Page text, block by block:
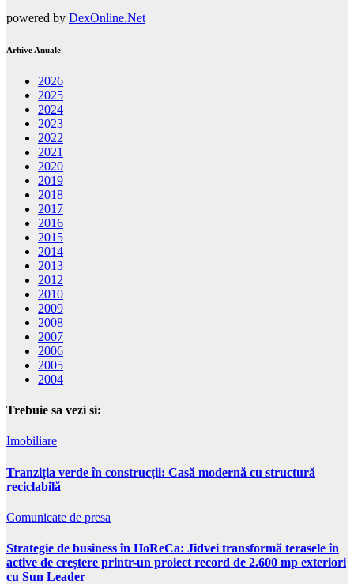
powered by DexOnline.Net
Arhive Anuale
2026
2025
2024
2023
2022
2021
2020
2019
2018
2017
2016
2015
2014
2013
2012
2010
2009
2008
2007
2006
2005
2004
Trebuie sa vezi si:
Imobiliare
Tranziția verde în construcții: Casă modernă cu structură
reciclabilă
Comunicate de presa
Strategie de business în HoReCa: Jidvei transformă terasele în
active de creștere printr-un proiect record de 2.600 mp exteriori
cu Sun Leader